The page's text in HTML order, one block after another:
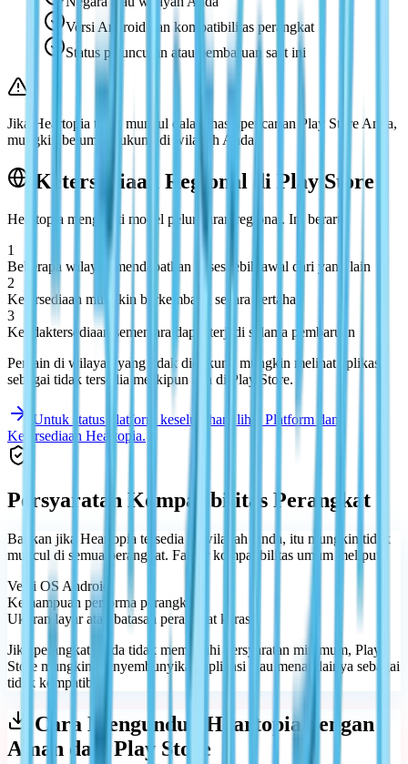
Versi Android dan kompatibilitas perangkat
Status peluncuran atau pembaruan saat ini
Jika Heartopia tidak muncul dalam hasil pencarian Play Store Anda,
mungkin belum didukung di wilayah Anda.
Ketersediaan Regional di Play Store
Heartopia mengikuti model peluncuran regional. Ini berarti:
1
Beberapa wilayah mendapatkan akses lebih awal dari yang lain
2
Ketersediaan mungkin berkembang secara bertahap
3
Ketidaktersediaan sementara dapat terjadi selama pembaruan
Pemain di wilayah yang tidak didukung mungkin melihat aplikasi
sebagai tidak tersedia meskipun ada di Play Store.
Untuk status platform keseluruhan, lihat Platform dan
Ketersediaan Heartopia.
Persyaratan Kompatibilitas Perangkat
Bahkan jika Heartopia tersedia di wilayah Anda, itu mungkin tidak
muncul di semua perangkat. Faktor kompatibilitas umum meliputi:
Versi OS Android
Kemampuan performa perangkat
Ukuran layar atau batasan perangkat keras
Jika perangkat Anda tidak memenuhi persyaratan minimum, Play
Store mungkin menyembunyikan aplikasi atau menandainya sebagai
tidak kompatibel.
Cara Mengunduh Heartopia dengan
Aman dari Play Store